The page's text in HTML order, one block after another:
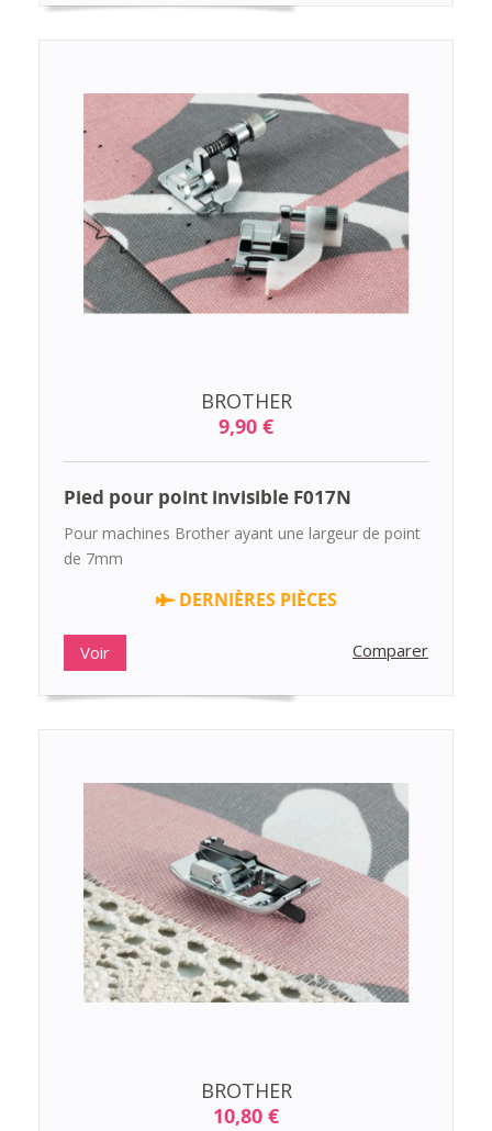
BROTHER
9,90 €
Pied pour point invisible F017N
Pour machines Brother ayant une largeur de point
de 7mm
DERNIÈRES PIÈCES
Voir Comparer
BROTHER
10,80 €